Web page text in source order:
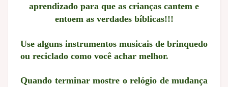
aprendizado para que as crianças cantem e
entoem as verdades bíblicas!!!
Use alguns instrumentos musicais de brinquedo
ou reciclado como você achar melhor.
Quando terminar mostre o relógio de mudança